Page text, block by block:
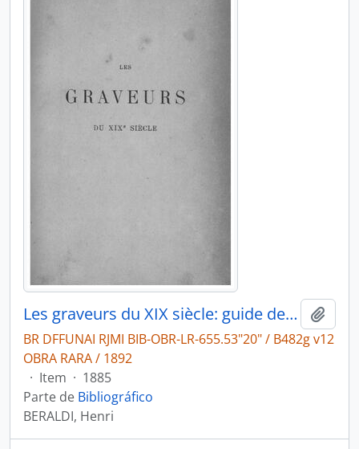
Les graveurs du XIX siècle: guide de l'amateur d'estampes modernes.
BR DFFUNAI RJMI BIB-OBR-LR-655.53"20" / B482g v12
OBRA RARA / 1892
· Item · 1885
Parte de Bibliográfico
BERALDI, Henri